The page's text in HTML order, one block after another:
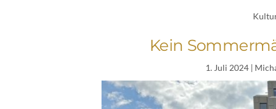
Kein
1. Juli 2024|